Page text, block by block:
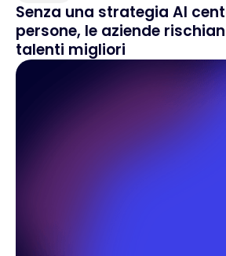
Senza una strategia AI
persone, le aziende
talenti migliori